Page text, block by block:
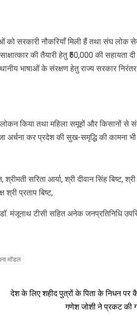
को सरकारी नौकरियाँ मिली हैं तथा संघ लोक
की तैयारी हेतु ₹50,000 की सहायता
भाषाओं के संरक्षण हेतु राज्य सरकार
किया तथा महिला समूहों और किसानों से
अर्चना कर प्रदेश की सुख-समृद्धि की कामना
सरिता आर्या, श्री दीवान सिंह बिष्ट,
श्री प्रताप बिष्ट,
मंजूनाथ टीसी सहित अनेक जनप्रतिनिधि
मॉडल
देश के लिए शहीद पुत्रों के पिता के निधन पर
गणेश जोशी ने प्रकट की